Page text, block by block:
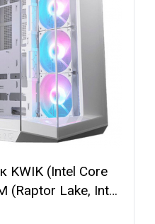
KWIK (Intel Core
(Raptor Lake, Intel
32 ГБ ОЗУ (2